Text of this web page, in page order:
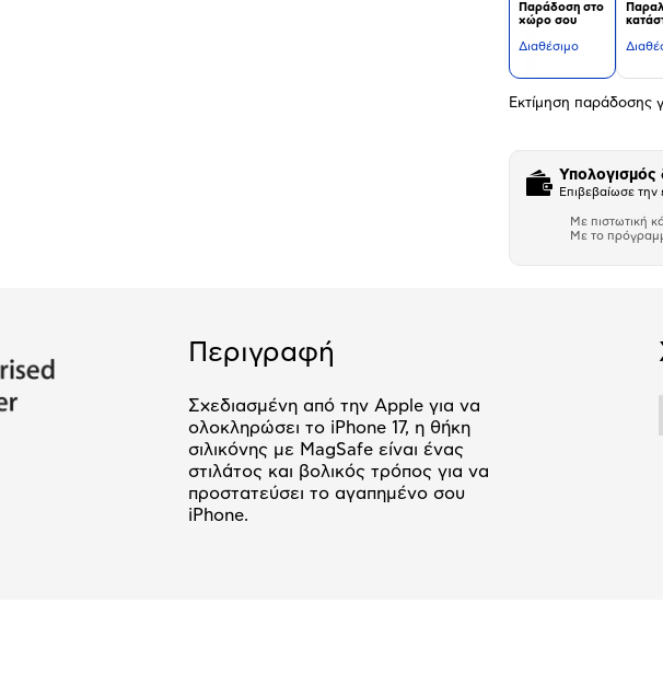
Παράδοση στο
χώρο σου
Διαθέσιμο
Εκτίμηση παράδοσης
Επιβεβαίωσε
Με πιστωτική
Με το
Περιγραφή
Σχεδιασμένη από την Apple για να
ολοκληρώσει το iPhone 17, η θήκη
σιλικόνης με MagSafe είναι ένας
στιλάτος και βολικός τρόπος για να
προστατεύσει το αγαπημένο σου
iPhone.